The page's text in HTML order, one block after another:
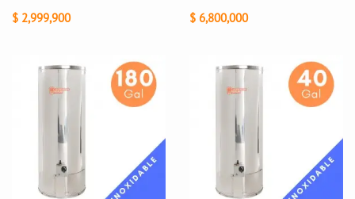
$ 2,999,900 $ 6,800,000